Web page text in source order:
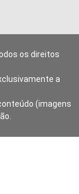
os direitos
a
(imagens